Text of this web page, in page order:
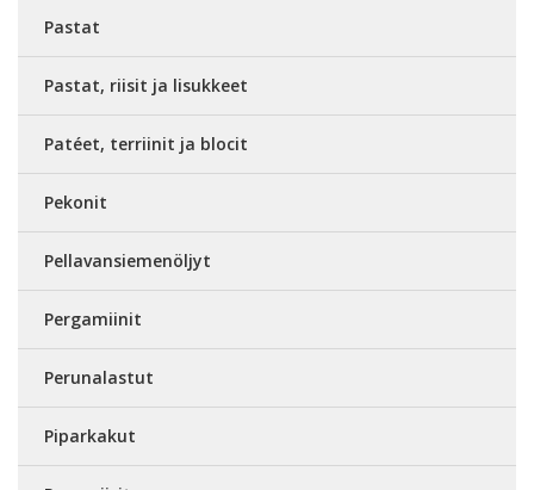
Pastat
Pastat, riisit ja lisukkeet
Patéet, terriinit ja blocit
Pekonit
Pellavansiemenöljyt
Pergamiinit
Perunalastut
Piparkakut